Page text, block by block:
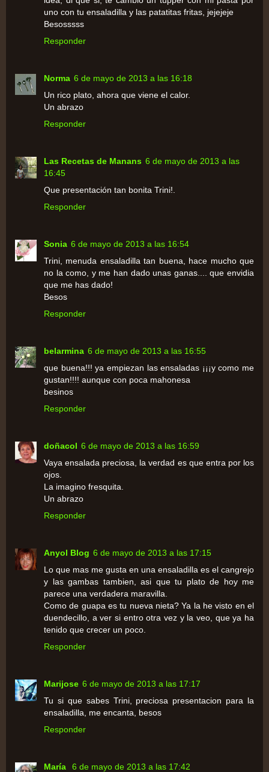
uno con tu ensaladilla y las patatitas fritas, jejejeje
Besosssss
Responder
Norma 6 de mayo de 2013 a las 16:18
Un rico plato, ahora que viene el calor.
Un abrazo
Responder
Las Recetas de Manans 6 de mayo de 2013 a las
16:45
Que presentación tan bonita Trini!.
Responder
Sonia 6 de mayo de 2013 a las 16:54
Trini, menuda ensaladilla tan buena, hace mucho que
no la como, y me han dado unas ganas.... que envidia
que me has dado!
Besos
Responder
belarmina 6 de mayo de 2013 a las 16:55
que buena!!! ya empiezan las ensaladas ¡¡¡y como me
gustan!!!! aunque con poca mahonesa
besinos
Responder
doñacol 6 de mayo de 2013 a las 16:59
Vaya ensalada preciosa, la verdad es que entra por los
ojos.
La imagino fresquita.
Un abrazo
Responder
Anyol Blog 6 de mayo de 2013 a las 17:15
Lo que mas me gusta en una ensaladilla es el cangrejo
y las gambas tambien, asi que tu plato de hoy me
parece una verdadera maravilla.
Como de guapa es tu nueva nieta? Ya la he visto en el
duendecillo, a ver si entro otra vez y la veo, que ya ha
tenido que crecer un poco.
Responder
Marijose 6 de mayo de 2013 a las 17:17
Tu si que sabes Trini, preciosa presentacion para la
ensaladilla, me encanta, besos
Responder
María
6 de mayo de 2013 a las 17:42